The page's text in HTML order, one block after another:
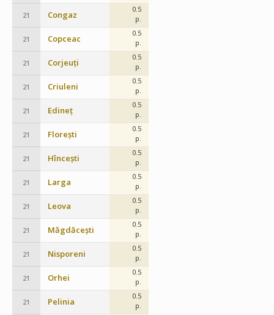
21 Congaz
0.5
p.
21 Copceac
0.5
p.
21 Corjeuți
0.5
p.
21 Criuleni
0.5
p.
21 Edineț
0.5
p.
21 Florești
0.5
p.
21 Hîncești
0.5
p.
21 Larga
0.5
p.
21 Leova
0.5
p.
21 Măgdăcești
0.5
p.
21 Nisporeni
0.5
p.
21 Orhei
0.5
p.
21 Pelinia
0.5
p.